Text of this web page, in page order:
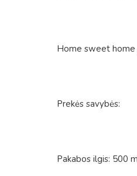
Home sweet home
Prekės savybės:
Pakabos ilgis: 500